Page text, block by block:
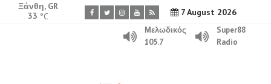
7 August 2026
Ξάνθη, GR
33 °C
Μελωδικός
105.7
Super88
Radio